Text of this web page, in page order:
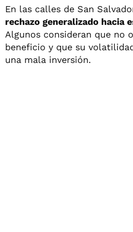
En las calles de San
rechazo generalizado hacia
Algunos consideran que no
beneficio y que su
una mala inversión.